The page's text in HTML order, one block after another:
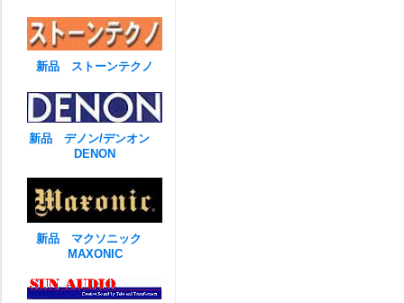
新品 ストーンテクノ
新品 デノン/デンオン
DENON
新品 マクソニック
MAXONIC